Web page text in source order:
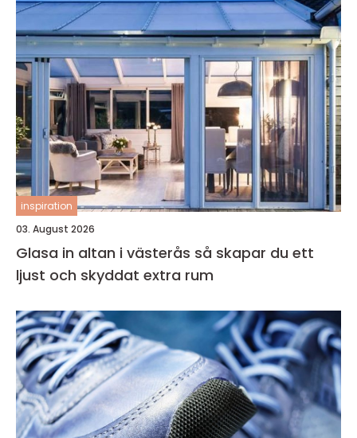
inspiration
03. August 2026
Glasa in altan i västerås så skapar du ett
ljust och skyddat extra rum